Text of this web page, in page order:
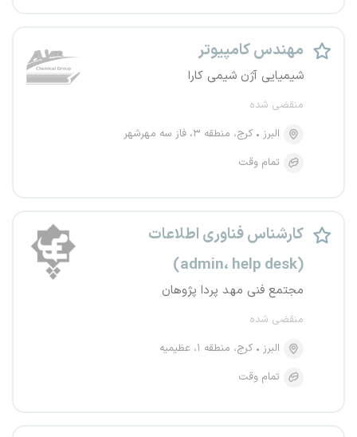
مهندس کامپیوتر
شیمیایی آژن شیمی کارا
منقضی شده
البرز
کرج، منطقه ۳، فاز سه مهرشهر
تمام وقت
کارشناس فناوری اطلاعات
(admin، help desk)
مجتمع فنی مهد پردا پژوهان
منقضی شده
البرز
کرج، منطقه ۱، عظیمیه
تمام وقت